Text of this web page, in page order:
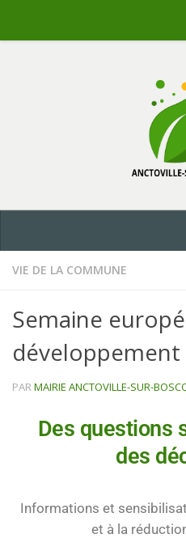
VIE DE LA COMMUNE
Semaine
PARMAIRIE ANCTOVILLE-SUR-
Des questions
des
Informations et
et à la